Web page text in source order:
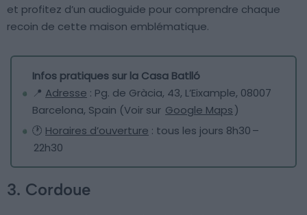
et profitez d’un audioguide pour comprendre chaque
recoin de cette maison emblématique.
Infos pratiques sur la Casa Batlló
📍 Adresse : Pg. de Gràcia, 43, L’Eixample, 08007
Barcelona, Spain (Voir sur Google Maps)
🕐 Horaires d’ouverture : tous les jours 8h30 –
22h30
3. Cordoue